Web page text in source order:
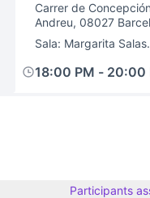
Carrer de
Andreu, 08027
Sala: Margarita
18:00 PM - 20:00
Participants